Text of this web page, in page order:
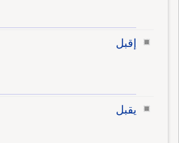
إقبل
يقبل